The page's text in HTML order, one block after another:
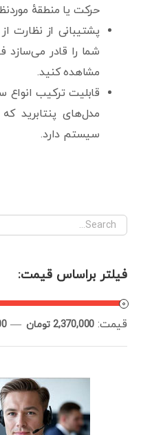
حرکت یا منطقهٔ
پشتیبانی از نظارت
شما را قادر می‌سازد
مشاهده کنید.
مدل‌های پنتا‌برید که
سیستم دارد.
فیلتر براساس قیمت:
حداقل
قیمت
حداكثر
قيمت
قيمت: 2,370,000 تومان —